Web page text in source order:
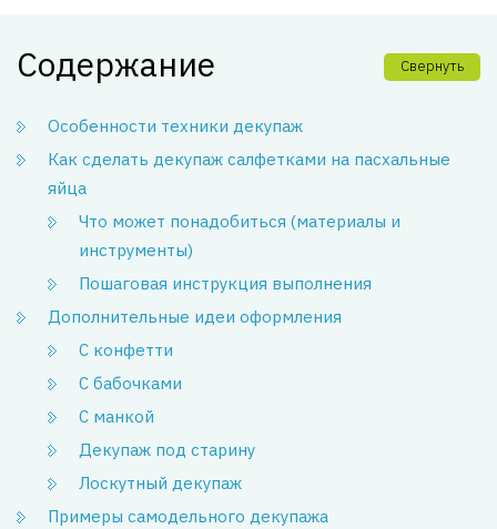
Содержание Свернуть
Особенности техники декупаж
Как сделать декупаж салфетками на пасхальные
яйца
Что может понадобиться (материалы и
инструменты)
Пошаговая инструкция выполнения
Дополнительные идеи оформления
С конфетти
С бабочками
С манкой
Декупаж под старину
Лоскутный декупаж
Примеры самодельного декупажа